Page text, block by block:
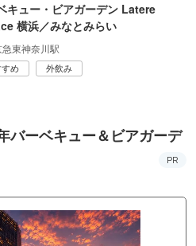
キュー・ビアガーデン Latere
横浜／みなとみらい
急東神奈川駅
め 外飲み
バーベキュー＆ビアガーデ
PR